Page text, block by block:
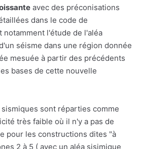
avec des préconisations
dans le code de
notamment l'étude de l'aléa
séisme dans une région donnée
mesuée à partir des précédents
bases de cette nouvelle
sont réparties comme
très faible où il n'y a pas de
pour les constructions dites "à
2 à 5 ( avec un aléa sisimique